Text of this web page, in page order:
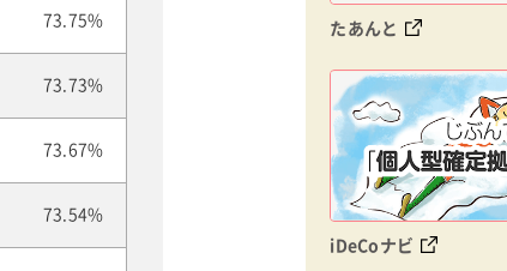
73.75%
73.73%
73.67%
73.54%
たあんと
iDeCoナビ